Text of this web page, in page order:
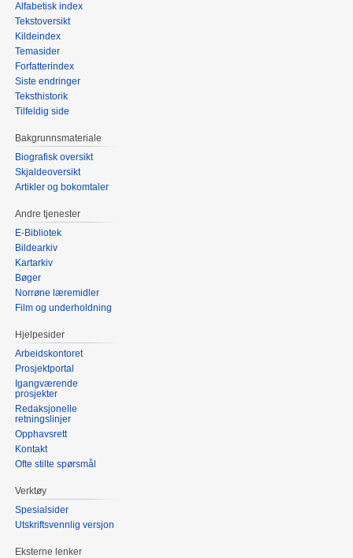
Alfabetisk index
Tekstoversikt
Kildeindex
Temasider
Forfatterindex
Siste endringer
Teksthistorik
Tilfeldig side
Bakgrunnsmateriale
Biografisk oversikt
Skjaldeoversikt
Artikler og bokomtaler
Andre tjenester
E-Bibliotek
Bildearkiv
Kartarkiv
Bøger
Norrøne læremidler
Film og underholdning
Hjelpesider
Arbeidskontoret
Prosjektportal
Igangværende
prosjekter
Redaksjonelle
retningslinjer
Opphavsrett
Kontakt
Ofte stilte spørsmål
Verktøy
Spesialsider
Utskriftsvennlig versjon
Eksterne lenker